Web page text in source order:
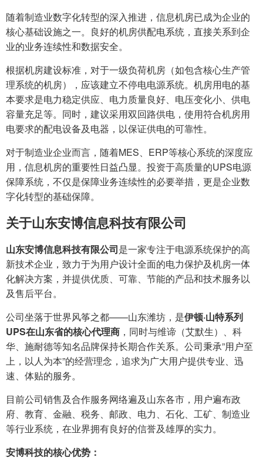
随着制造业数字化转型的深入推进，信息机房已成为企业的
核心基础设施之一。良好的机房供配电系统，直接关系到企
业的业务连续性和数据安全。
根据机房建设标准，对于一级负荷机房（如包含核心生产管
理系统的机房），应该建立不停电电源系统。机房用电的基
本要求是电力稳定供应、电力质量良好、电压变化小、供电
容量充足等。同时，建议采用双回路供电，使用符合机房用
电要求的配电设备及电器，以保证供电的可靠性。
对于制造业企业而言，随着MES、ERP等核心系统的深度应
用，信息机房的重要性日益凸显。投资于高质量的UPS电源
保障系统，不仅是保障业务连续性的必要举措，更是企业数
字化转型的基础保障。
关于山东安博信息科技有限公司
山东安博信息科技有限公司是一家专注于电源系统保护的高
新技术企业，致力于为用户设计全面的电力保护及机房一体
化解决方案，并提供优质、可靠、节能的产品和技术服务以
及售后平台。
公司坐落于世界风筝之都——山东潍坊，是伊顿·山特系列
UPS在山东省的核心代理商 ，同时与维谛（艾默生）、科
华、施耐德等知名品牌保持长期合作关系。公司秉承”用户至
上，以人为本”的经营理念，追求为广大用户提供专业、迅
速、体贴的服务。
目前公司销售及合作服务网络遍及山东各市，用户遍布政
府、教育、金融、税务、邮政、电力、石化、工矿、制造业
等行业系统，在业界拥有良好的信誉及雄厚的实力。
安博科技的核心优势：